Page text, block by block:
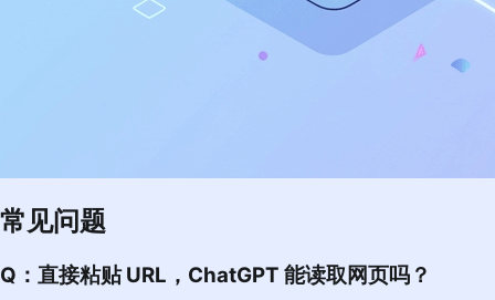
常见问题
Q：直接粘贴 URL，ChatGPT 能读取网页吗？